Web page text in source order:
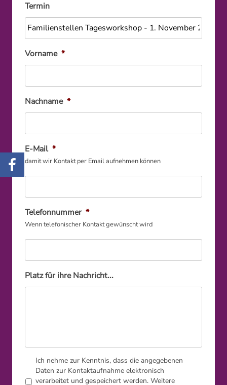
Termin
Vorname *
Nachname *
E-Mail *
damit wir Kontakt per Email aufnehmen können
Telefonnummer *
Wenn telefonischer Kontakt gewünscht wird
Platz für ihre Nachricht...
Ich nehme zur Kenntnis, dass die angegebenen
Daten zur Kontaktaufnahme elektronisch
verarbeitet und gespeichert werden. Weitere